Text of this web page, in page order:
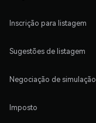
Inscrição para listagem
Sugestões de listagem
Negociação de simulação
Imposto